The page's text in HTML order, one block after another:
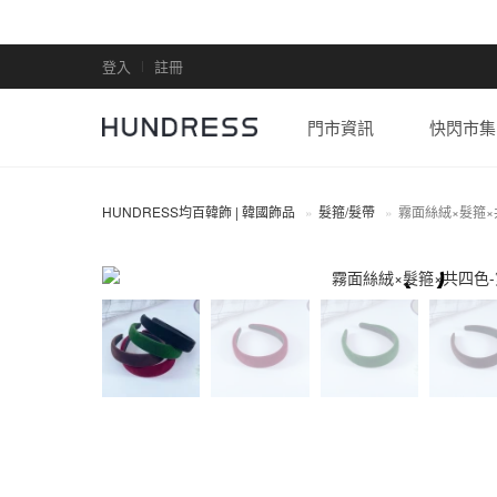
登入 註冊
門市資訊 快閃市集
HUNDRESS均百韓飾 | 韓國飾品 髮箍/髮帶 霧面絲絨×髮箍